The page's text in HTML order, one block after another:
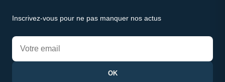
Inscrivez-vous pour ne pas manquer nos actus
OK